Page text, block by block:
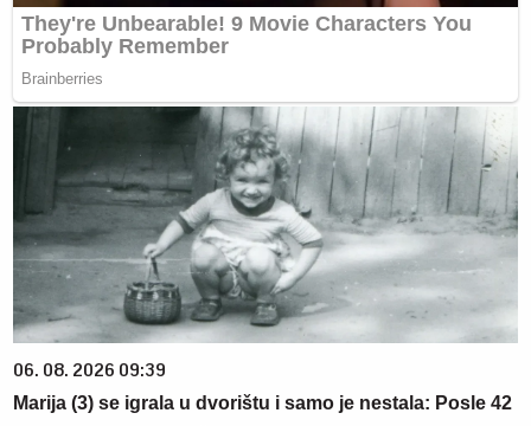
06. 08. 2026 09:39
Marija (3) se igrala u dvorištu i samo je nestala: Posle 42